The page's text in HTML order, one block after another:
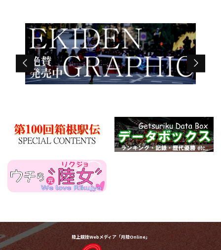
陸上競技Webメディア「月陸Online」